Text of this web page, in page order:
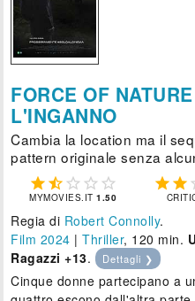
FORCE OF
L'INGANNO
Cambia la location ma il
pattern originale senza
    
MYMOVIES.IT1.50
 
Regia di Robert Connolly.
Film 2024 |Thriller, 120 min.
Ragazzi +13. Dettagli ❯
Cinque donne partecipano a